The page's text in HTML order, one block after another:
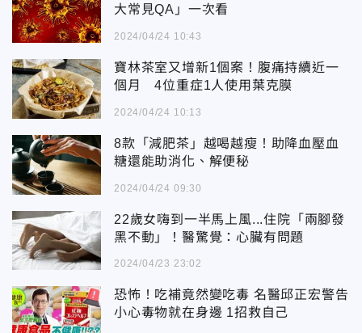
大常見QA」一次看
2024/04/24 10:43
寶林茶室又增新1個案！腹痛持續近一
個月 4位重症1人使用葉克膜
2024/04/24 10:13
8款「減肥茶」越喝越瘦！助降血壓血
糖還能助消化、解便秘
2024/04/24 09:30
22歲女嗨到一半馬上風...住院「兩腳發
黑不動」！醫驚覺：心臟有問題
2024/04/23 23:02
恐怖！吃補竟然變吃毒 名醫邱正宏警告
小心毒物就在身邊 1招救自己